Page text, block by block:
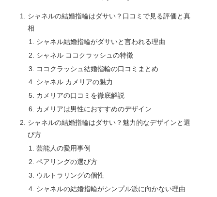
シャネルの結婚指輪はダサい？口コミで見る評価と真
相
シャネル結婚指輪がダサいと言われる理由
シャネル ココクラッシュの特徴
ココクラッシュ結婚指輪の口コミまとめ
シャネル カメリアの魅力
カメリアの口コミを徹底解説
カメリアは男性におすすめのデザイン
シャネルの結婚指輪はダサい？魅力的なデザインと選
び方
芸能人の愛用事例
ペアリングの選び方
ウルトラリングの個性
シャネルの結婚指輪がシンプル派に向かない理由